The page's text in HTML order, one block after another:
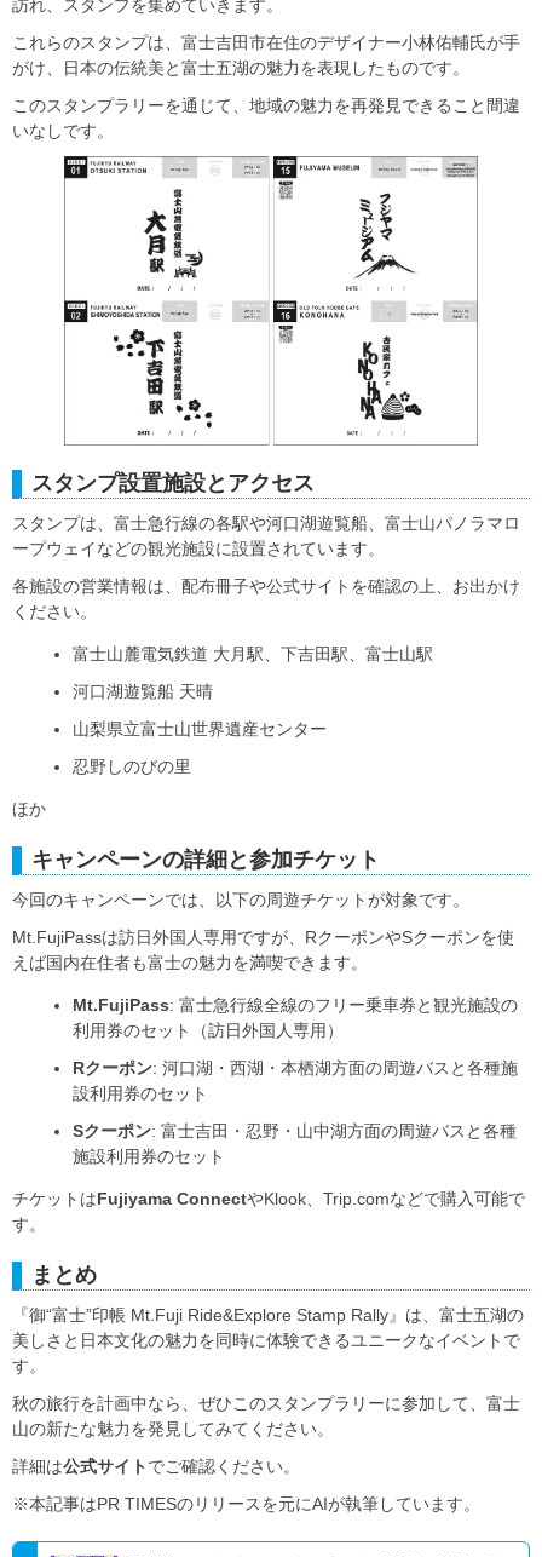
訪れ、スタンプを集めていきます。
これらのスタンプは、富士吉田市在住のデザイナー小林佑輔氏が手
がけ、日本の伝統美と富士五湖の魅力を表現したものです。
このスタンプラリーを通じて、地域の魅力を再発見できること間違
いなしです。
スタンプ設置施設とアクセス
スタンプは、富士急行線の各駅や河口湖遊覧船、富士山パノラマロ
ープウェイなどの観光施設に設置されています。
各施設の営業情報は、配布冊子や公式サイトを確認の上、お出かけ
ください。
富士山麓電気鉄道 大月駅、下吉田駅、富士山駅
河口湖遊覧船 天晴
山梨県立富士山世界遺産センター
忍野しのびの里
ほか
キャンペーンの詳細と参加チケット
今回のキャンペーンでは、以下の周遊チケットが対象です。
Mt.FujiPassは訪日外国人専用ですが、RクーポンやSクーポンを使
えば国内在住者も富士の魅力を満喫できます。
Mt.FujiPass: 富士急行線全線のフリー乗車券と観光施設の
利用券のセット（訪日外国人専用）
Rクーポン: 河口湖・西湖・本栖湖方面の周遊バスと各種施
設利用券のセット
Sクーポン: 富士吉田・忍野・山中湖方面の周遊バスと各種
施設利用券のセット
チケットはFujiyama ConnectやKlook、Trip.comなどで購入可能で
す。
まとめ
『御“富士”印帳 Mt.Fuji Ride&Explore Stamp Rally』は、富士五湖の
美しさと日本文化の魅力を同時に体験できるユニークなイベントで
す。
秋の旅行を計画中なら、ぜひこのスタンプラリーに参加して、富士
山の新たな魅力を発見してみてください。
詳細は公式サイト でご確認ください。
※本記事はPR TIMESのリリースを元にAIが執筆しています。